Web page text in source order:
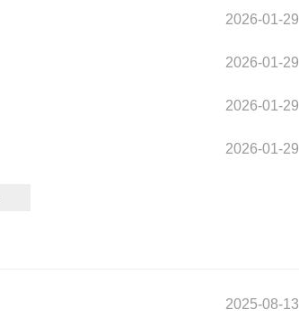
2026-01-29
2026-01-29
2026-01-29
2026-01-29
2025-08-13